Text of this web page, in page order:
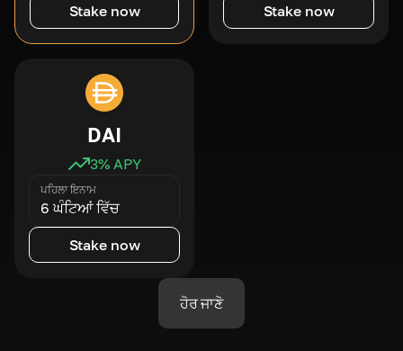
Stake now Stake now
DAI
3% APY
ਪਹਿਲਾ ਇਨਾਮ
6 ਘੰਟਿਆਂ ਵਿੱਚ
Stake now
ਹੋਰ ਜਾਣੋ